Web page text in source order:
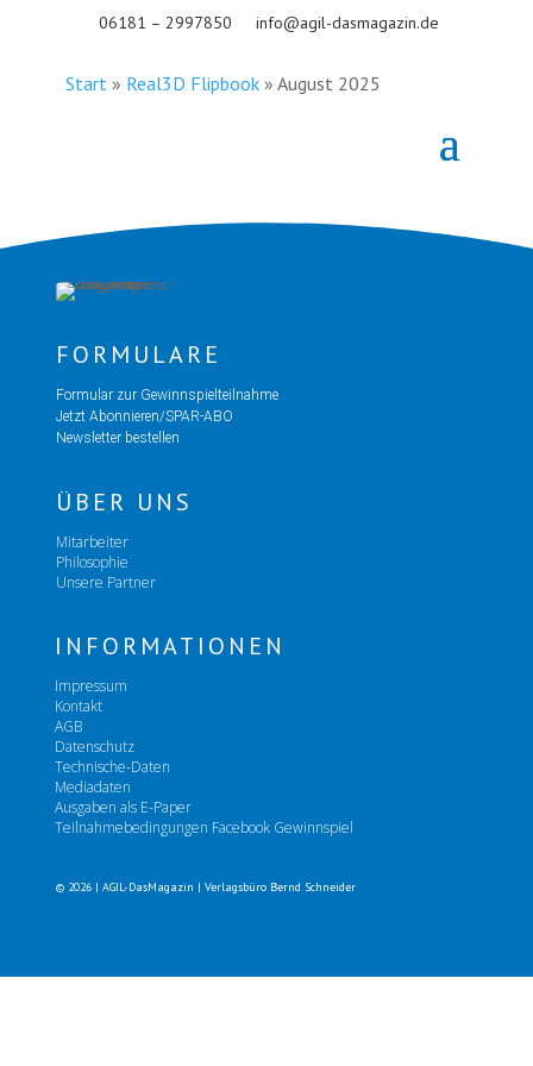
06181 – 2997850 info@agil-dasmagazin.de
Start» Real3D Flipbook» August 2025
FORMULARE
Formular zur Gewinnspielteilnahme
Jetzt Abonnieren/SPAR-ABO
Newsletter bestellen
ÜBER UNS
Mitarbeiter
Philosophie
Unsere Partner
INFORMATIONEN
Impressum
Kontakt
AGB
Datenschutz
Technische-Daten
Mediadaten
Ausgaben als E-Paper
Teilnahmebedingungen Facebook Gewinnspiel
© 2026 | AGIL-DasMagazin | Verlagsbüro Bernd Schneider